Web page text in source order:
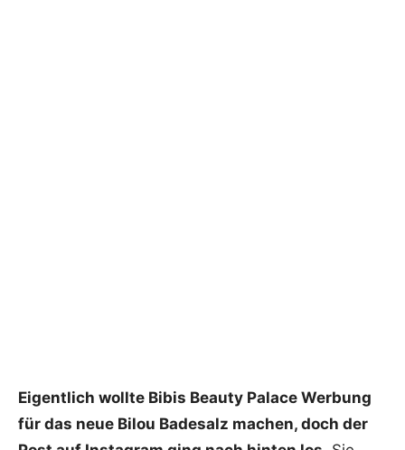
Eigentlich wollte Bibis Beauty Palace Werbung
für das neue Bilou Badesalz machen, doch der